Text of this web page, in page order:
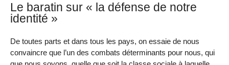
Le baratin sur « la défense de notre
identité »
De toutes parts et dans tous les pays, on essaie de nous
convaincre que l’un des combats déterminants pour nous, qui